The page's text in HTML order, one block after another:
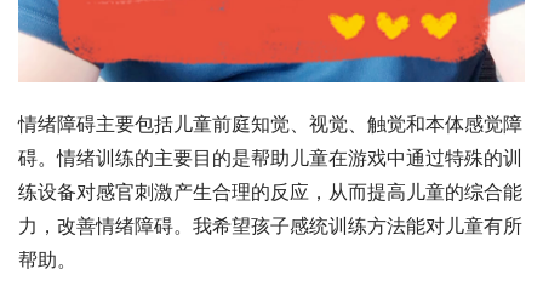
情绪障碍主要包括儿童前庭知觉、视觉、触觉和本体感觉障
碍。情绪训练的主要目的是帮助儿童在游戏中通过特殊的训
练设备对感官刺激产生合理的反应，从而提高儿童的综合能
力，改善情绪障碍。我希望孩子感统训练方法能对儿童有所
帮助。